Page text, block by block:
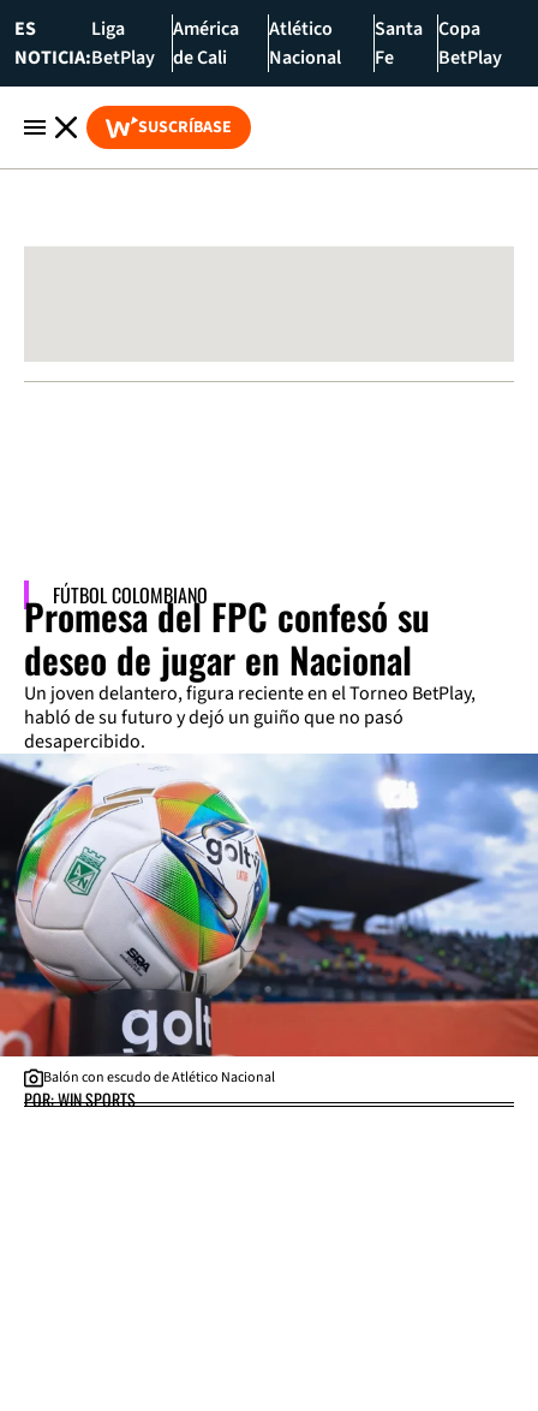
ES
NOTICIA:
Liga
BetPlay
América
de Cali
Atlético
Nacional
Santa
Fe
Copa
BetPlay
SUSCRÍBASE
FÚTBOL COLOMBIANO
Promesa del FPC confesó su
deseo de jugar en Nacional
Un joven delantero, figura reciente en el Torneo BetPlay,
habló de su futuro y dejó un guiño que no pasó
desapercibido.
Balón con escudo de Atlético Nacional
POR: WIN SPORTS